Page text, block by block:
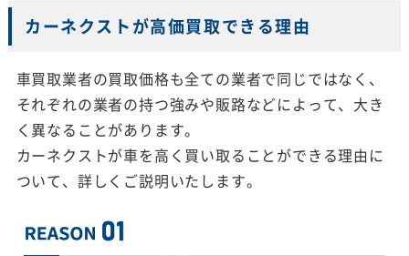
カーネクストが高価買取できる理由
車買取業者の買取価格も全ての業者で同じではなく、
それぞれの業者の持つ強みや販路などによって、大き
く異なることがあります。
カーネクストが車を高く買い取ることができる理由に
ついて、詳しくご説明いたします。